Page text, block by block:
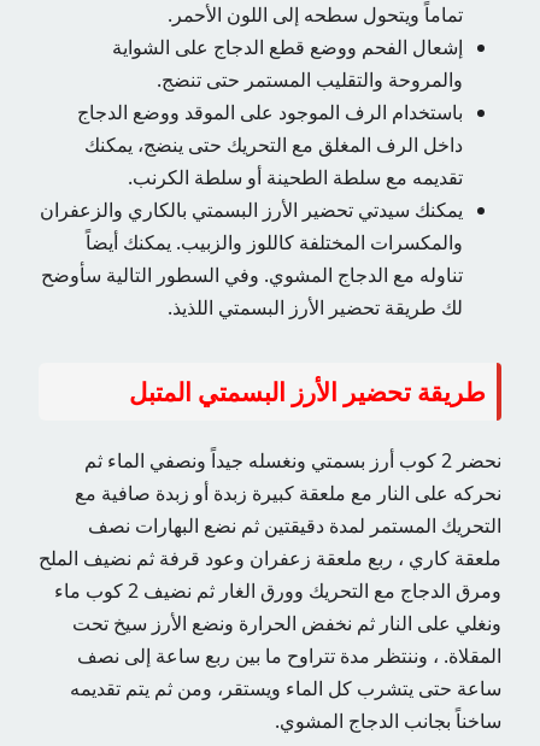
تماماً ويتحول سطحه إلى اللون الأحمر.
إشعال الفحم ووضع قطع الدجاج على الشواية
والمروحة والتقليب المستمر حتى تنضج.
باستخدام الرف الموجود على الموقد ووضع الدجاج
داخل الرف المغلق مع التحريك حتى ينضج، يمكنك
تقديمه مع سلطة الطحينة أو سلطة الكرنب.
يمكنك سيدتي تحضير الأرز البسمتي بالكاري والزعفران
والمكسرات المختلفة كاللوز والزبيب. يمكنك أيضاً
تناوله مع الدجاج المشوي. وفي السطور التالية سأوضح
لك طريقة تحضير الأرز البسمتي اللذيذ.
طريقة تحضير الأرز البسمتي المتبل
نحضر 2 كوب أرز بسمتي ونغسله جيداً ونصفي الماء ثم
نحركه على النار مع ملعقة كبيرة زبدة أو زبدة صافية مع
التحريك المستمر لمدة دقيقتين ثم نضع البهارات نصف
ملعقة كاري ، ربع ملعقة زعفران وعود قرفة ثم نضيف الملح
ومرق الدجاج مع التحريك وورق الغار ثم نضيف 2 كوب ماء
ونغلي على النار ثم نخفض الحرارة ونضع الأرز سيخ تحت
المقلاة. ، وننتظر مدة تتراوح ما بين ربع ساعة إلى نصف
ساعة حتى يتشرب كل الماء ويستقر، ومن ثم يتم تقديمه
ساخناً بجانب الدجاج المشوي.